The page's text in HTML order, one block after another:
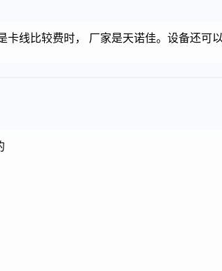
线比较费时， 厂家是天诺佳。设备还可以